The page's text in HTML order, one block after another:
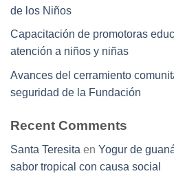
de los Niños
Capacitación de promotoras
atención a niños y niñas
Avances del cerramiento
seguridad de la Fundación
Recent Comments
Santa Teresita en Yogur de
sabor tropical con causa social